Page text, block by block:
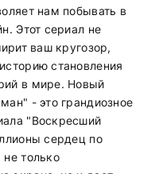
нам побывать в
Этот сериал не
ваш кругозор,
становления
в мире. Новый
- это грандиозное
"Воскресший
сердец по
только